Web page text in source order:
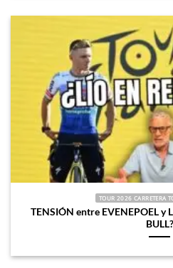
TOUR 2026 CARRETERA
TENSIÓN entre EVENEPOEL y
BULL?